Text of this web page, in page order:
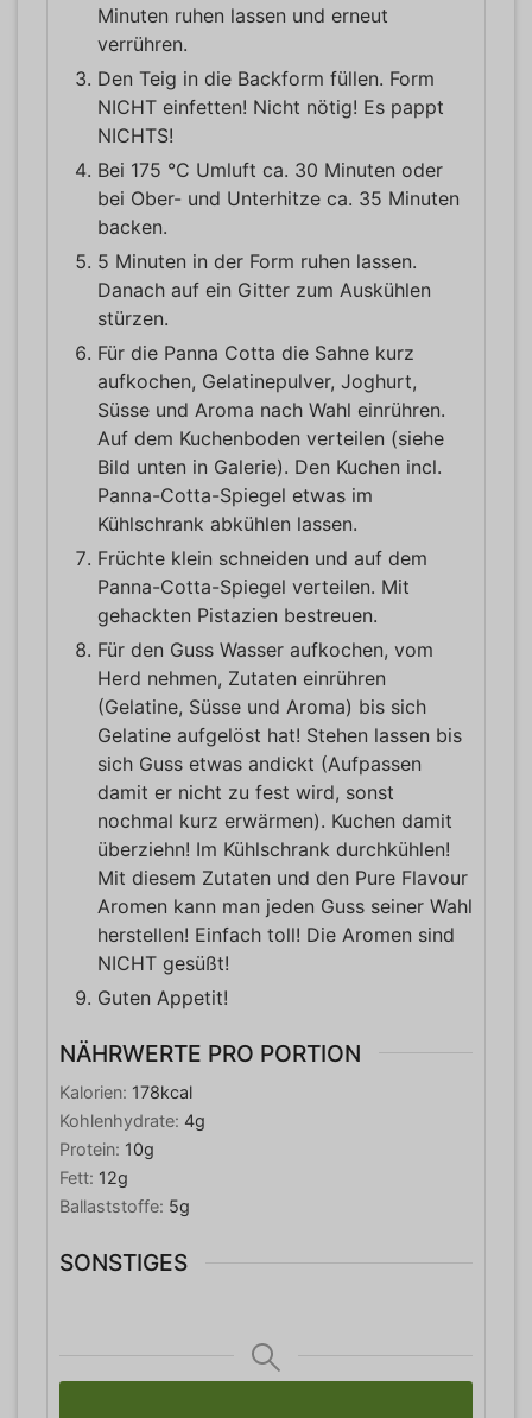
Minuten ruhen lassen und erneut
verrühren.
Den Teig in die Backform füllen. Form
NICHT einfetten! Nicht nötig! Es pappt
NICHTS!
Bei 175 °C Umluft ca. 30 Minuten oder
bei Ober- und Unterhitze ca. 35 Minuten
backen.
5 Minuten in der Form ruhen lassen.
Danach auf ein Gitter zum Auskühlen
stürzen.
Für die Panna Cotta die Sahne kurz
aufkochen, Gelatinepulver, Joghurt,
Süsse und Aroma nach Wahl einrühren.
Auf dem Kuchenboden verteilen (siehe
Bild unten in Galerie). Den Kuchen incl.
Panna-Cotta-Spiegel etwas im
Kühlschrank abkühlen lassen.
Früchte klein schneiden und auf dem
Panna-Cotta-Spiegel verteilen. Mit
gehackten Pistazien bestreuen.
Für den Guss Wasser aufkochen, vom
Herd nehmen, Zutaten einrühren
(Gelatine, Süsse und Aroma) bis sich
Gelatine aufgelöst hat! Stehen lassen bis
sich Guss etwas andickt (Aufpassen
damit er nicht zu fest wird, sonst
nochmal kurz erwärmen). Kuchen damit
überziehn! Im Kühlschrank durchkühlen!
Mit diesem Zutaten und den Pure Flavour
Aromen kann man jeden Guss seiner Wahl
herstellen! Einfach toll! Die Aromen sind
NICHT gesüßt!
Guten Appetit!
NÄHRWERTE PRO PORTION
Kalorien: 178kcal
Kohlenhydrate: 4g
Protein: 10g
Fett: 12g
Ballaststoffe: 5g
SONSTIGES